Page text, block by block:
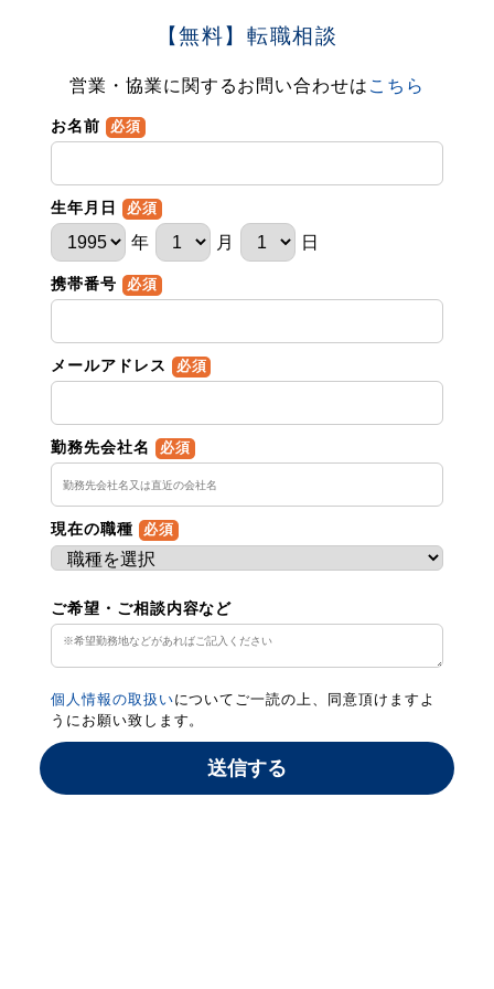
【無料】転職相談
営業・協業に関するお問い合わせは こちら
お名前 必須
生年月日 必須
年 月 日
携帯番号 必須
メールアドレス 必須
勤務先会社名 必須
現在の職種 必須
ご希望・ご相談内容など
個人情報の取扱いについてご一読の上、同意頂けますよ
うにお願い致します。